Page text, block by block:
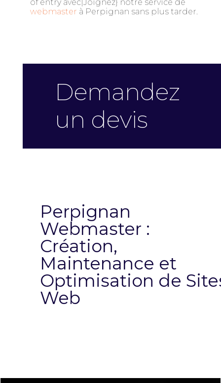
of entry avec|Joignez} notre service de
webmaster à Perpignan sans plus tarder.
Demandez
un devis
Perpignan
Webmaster :
Création,
Maintenance et
Optimisation de
Web